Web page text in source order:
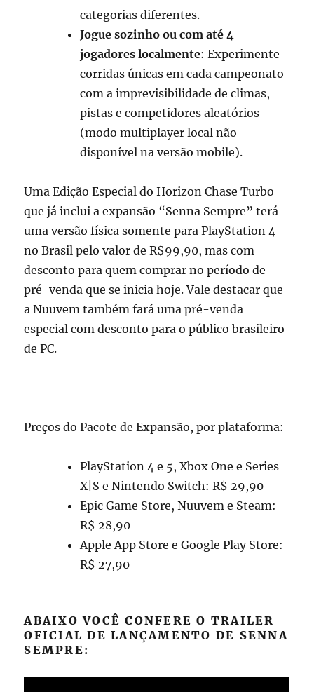
categorias diferentes.
Jogue sozinho ou com até 4
jogadores localmente: Experimente
corridas únicas em cada campeonato
com a imprevisibilidade de climas,
pistas e competidores aleatórios
(modo multiplayer local não
disponível na versão mobile).
Uma Edição Especial do Horizon Chase Turbo
que já inclui a expansão “Senna Sempre” terá
uma versão física somente para PlayStation 4
no Brasil pelo valor de R$99,90, mas com
desconto para quem comprar no período de
pré-venda que se inicia hoje. Vale destacar que
a Nuuvem também fará uma pré-venda
especial com desconto para o público brasileiro
de PC.
Preços do Pacote de Expansão, por plataforma:
PlayStation 4 e 5, Xbox One e Series
X|S e Nintendo Switch: R$ 29,90
Epic Game Store, Nuuvem e Steam:
R$ 28,90
Apple App Store e Google Play Store:
R$ 27,90
ABAIXO VOCÊ CONFERE O TRAILER
OFICIAL DE LANÇAMENTO DE SENNA
SEMPRE: